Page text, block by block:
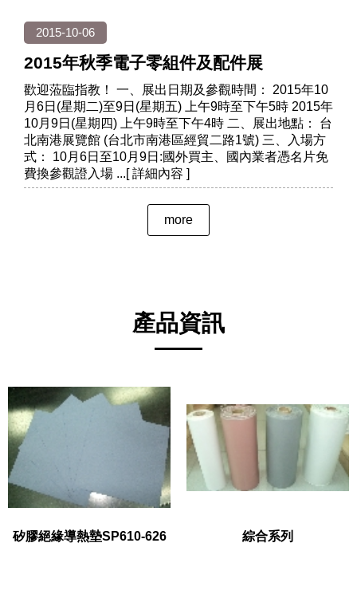
2015-10-06
2015年秋季電子零組件及配件展
歡迎蒞臨指教！ 一、展出日期及參觀時間： 2015年10
月6日(星期二)至9日(星期五) 上午9時至下午5時 2015年
10月9日(星期四) 上午9時至下午4時 二、展出地點： 台
北南港展覽館 (台北市南港區經貿二路1號) 三、入場方
式： 10月6日至10月9日:國外買主、國內業者憑名片免
費換參觀證入場
more
產品資訊
矽膠絕緣導熱墊SP610-626 綜合系列